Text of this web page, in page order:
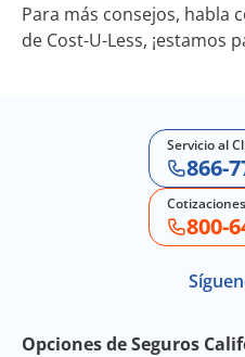
Para más consejos, habla
de Cost-U-Less, ¡estamos
Servicio al
866-
800-
Footer Navigation
Opciones de Seguros